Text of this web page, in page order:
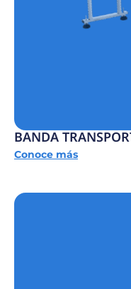
BANDA
Conoce más